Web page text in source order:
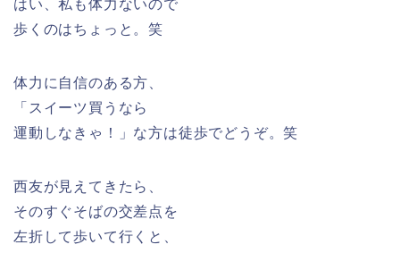
はい、私も体力ないので
歩くのはちょっと。笑
体力に自信のある方、
「スイーツ買うなら
運動しなきゃ！」な方は徒歩でどうぞ。笑
西友が見えてきたら、
そのすぐそばの交差点を
左折して歩いて行くと、